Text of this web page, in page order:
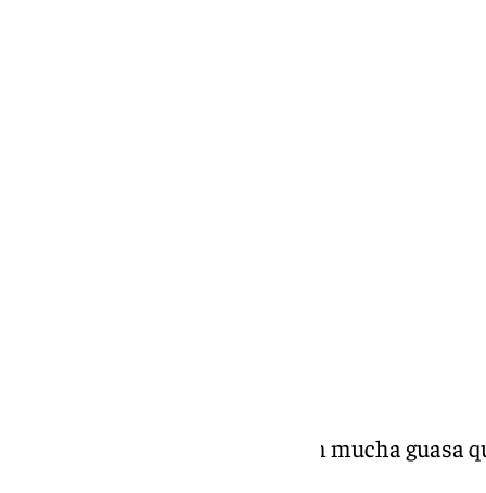
El personaje: un astronauta con mucha guasa